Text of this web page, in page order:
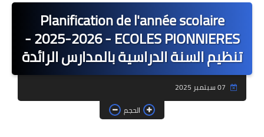
وثائق تربوية
جذاذات
فروض وامتحانات
دلائل تربوية
Planification de l'année scolaire
2025-2026 - ECOLES PIONNIERES -
تنظيم السنة الدراسية بالمدارس الرائدة
الحجم